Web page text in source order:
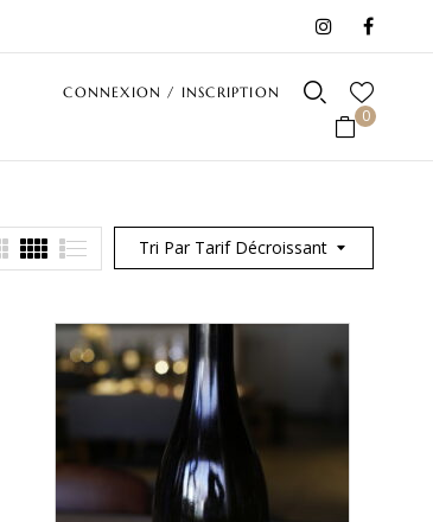
CONNEXION / INSCRIPTION
0
Tri Par Tarif Décroissant